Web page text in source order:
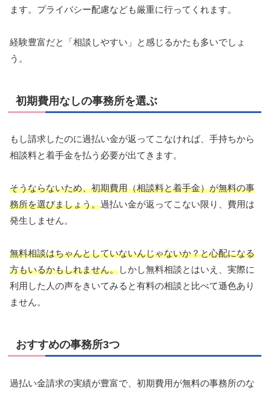
ます。プライバシー配慮なども厳重に行ってくれます。
経験豊富だと「相談しやすい」と感じるかたも多いでしょ
う。
初期費用なしの事務所を選ぶ
もし請求したのに過払い金が返ってこなければ、手持ちから
相談料と着手金を払う必要が出てきます。
そうならないため、初期費用（相談料と着手金）が無料の事
務所を選びましょう。過払い金が返ってこない限り、費用は
発生しません。
無料相談はちゃんとしていないんじゃないか？と心配になる
方もいるかもしれません。しかし無料相談とはいえ、実際に
利用した人の声をきいてみると有料の相談と比べて遜色あり
ません。
おすすめの事務所3つ
過払い金請求の実績が豊富で、初期費用が無料の事務所のな